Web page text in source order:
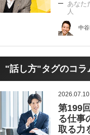
あなた
人
中
"話し方"タグのコラ
2026.07.10
第199
る仕事
取る力